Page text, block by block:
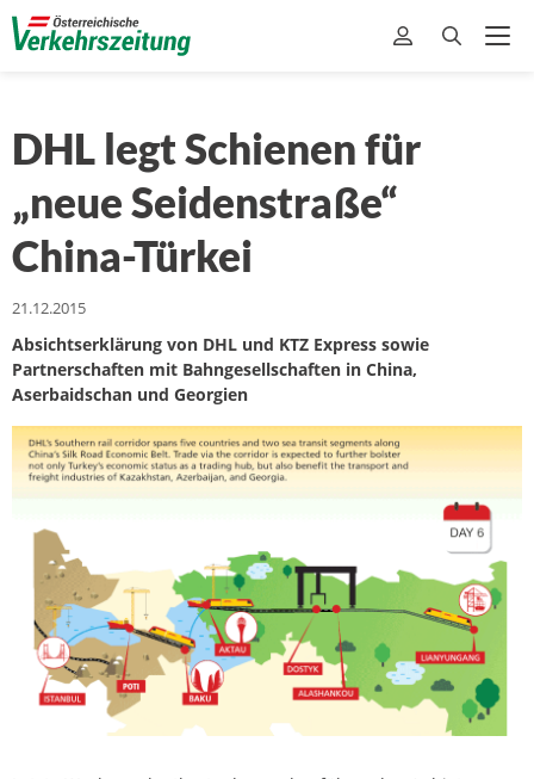
DHL legt Schienen für
„neue Seidenstraße“
China-Türkei
21.12.2015
Absichtserklärung von DHL und KTZ Express sowie
Partnerschaften mit Bahngesellschaften in China,
Aserbaidschan und Georgien